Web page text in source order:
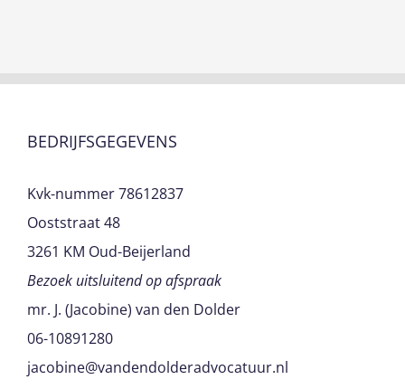
BEDRIJFSGEGEVENS
Kvk-nummer 78612837
Ooststraat 48
3261 KM Oud-Beijerland
Bezoek uitsluitend op afspraak
mr. J. (Jacobine) van den Dolder
06-10891280
jacobine@vandendolderadvocatuur.nl